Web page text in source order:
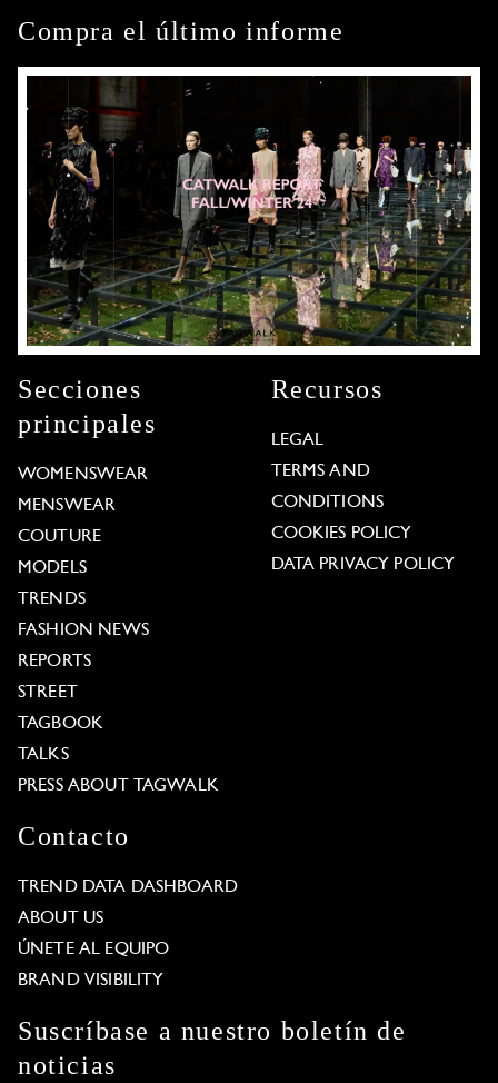
Compra el último informe
Secciones
principales
WOMENSWEAR
MENSWEAR
COUTURE
MODELS
TRENDS
FASHION NEWS
REPORTS
STREET
TAGBOOK
TALKS
PRESS ABOUT TAGWALK
Recursos
LEGAL
TERMS AND
CONDITIONS
COOKIES POLICY
DATA PRIVACY POLICY
Contacto
TREND DATA DASHBOARD
ABOUT US
ÚNETE AL EQUIPO
BRAND VISIBILITY
Suscríbase a nuestro boletín de
noticias